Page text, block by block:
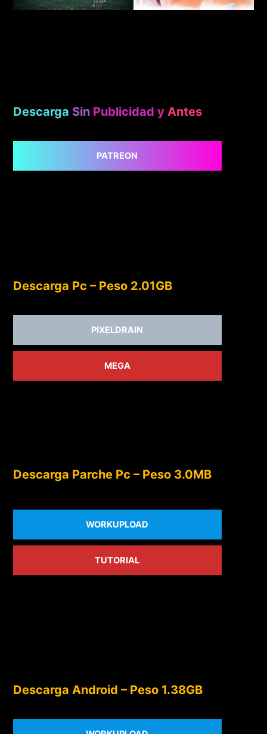
Descarga Sin Publicidad y Antes
PATREON
Descarga Pc – Peso 2.01GB
PIXELDRAIN
MEGA
Descarga Parche Pc – Peso 3.0MB
WORKUPLOAD
TUTORIAL
Descarga Android – Peso 1.38GB